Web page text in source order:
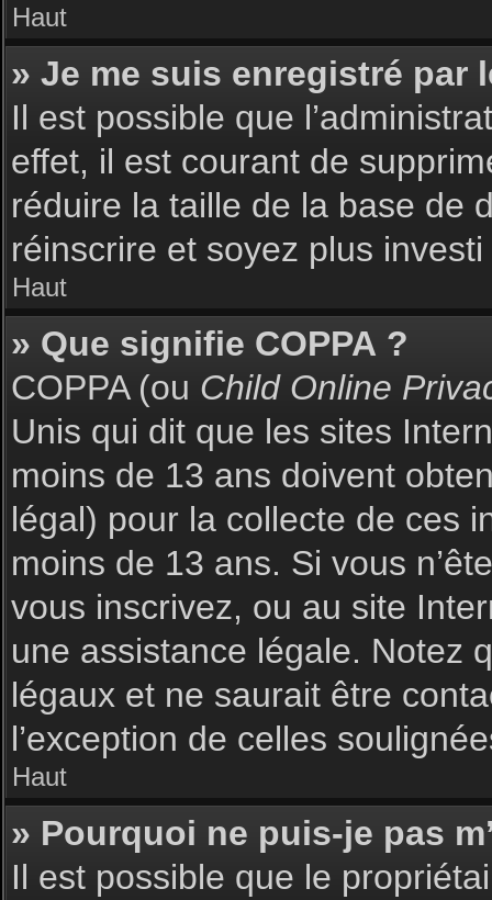
Haut
» Je me suis enregistré par
Il est possible que
effet, il est courant de
réduire la taille de la base de
réinscrire et soyez plus
Haut
» Que signifie COPPA ?
COPPA (ou Child Online
Unis qui dit que les sites
moins de 13 ans doivent
légal) pour la collecte de ces
moins de 13 ans. Si vous
vous inscrivez, ou au site
une assistance légale. Notez
légaux et ne saurait être
l’exception de celles
Haut
» Pourquoi ne puis-je pas
Il est possible que le